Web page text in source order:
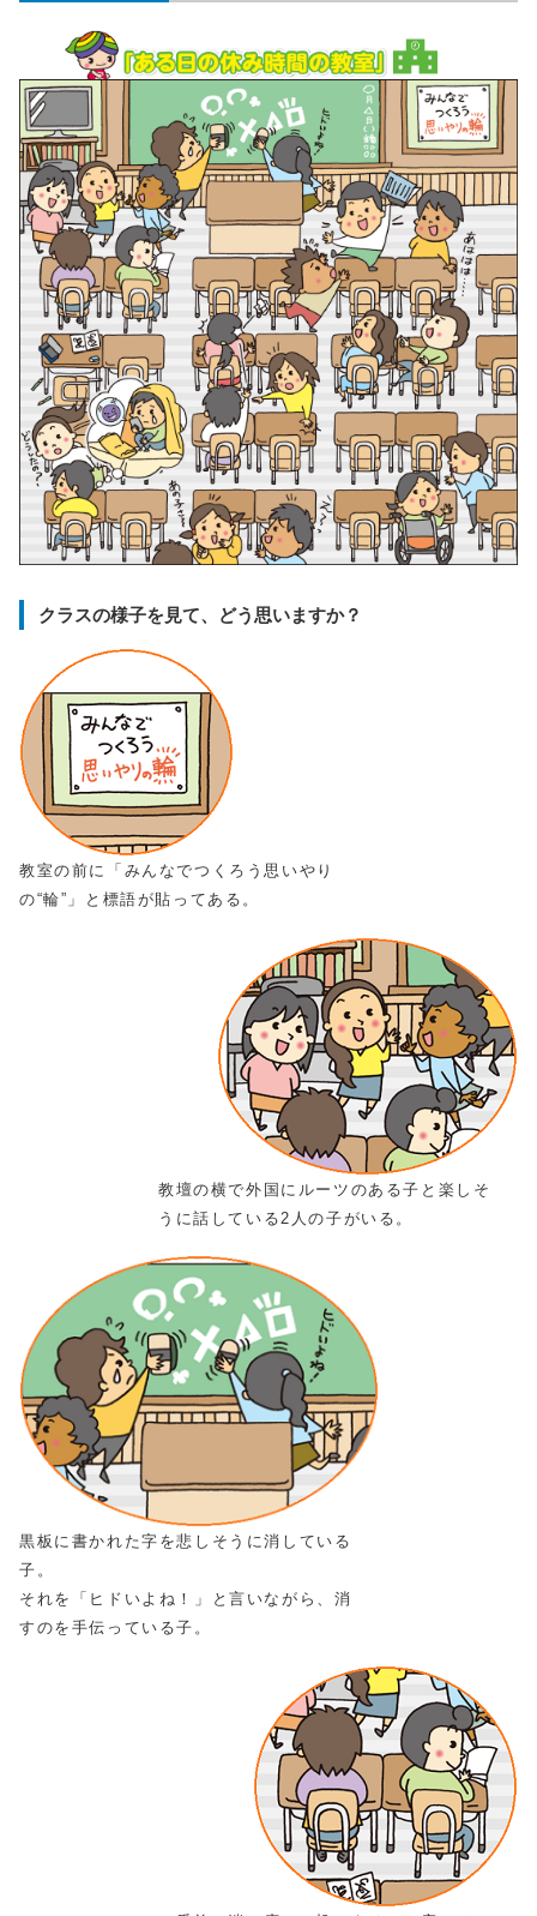
クラスの様子を見て、どう思いますか？
教室の前に「みんなでつくろう思いやり
の“輪”」と標語が貼ってある。
教壇の横で外国にルーツのある子と楽しそ
うに話している2人の子がいる。
黒板に書かれた字を悲しそうに消している
子。
それを「ヒドいよね！」と言いながら、消
すのを手伝っている子。